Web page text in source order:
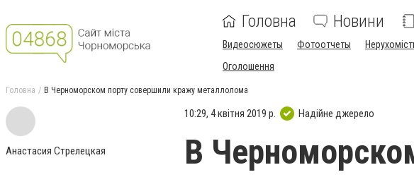
Головна Новини
Видеосюжеты Фотоотчеты
Оголошення
Головна В Черноморском порту совершили кражу металлолома
Анастасия Стрелецкая
10:29, 4 квітня 2019 р. Надійне джерело
В